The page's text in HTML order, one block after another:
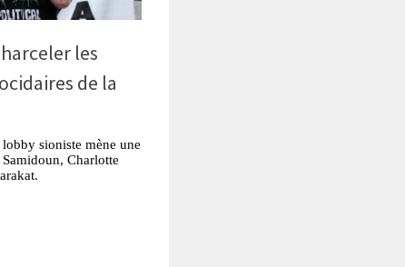
les
de la
sioniste mène une
Charlotte